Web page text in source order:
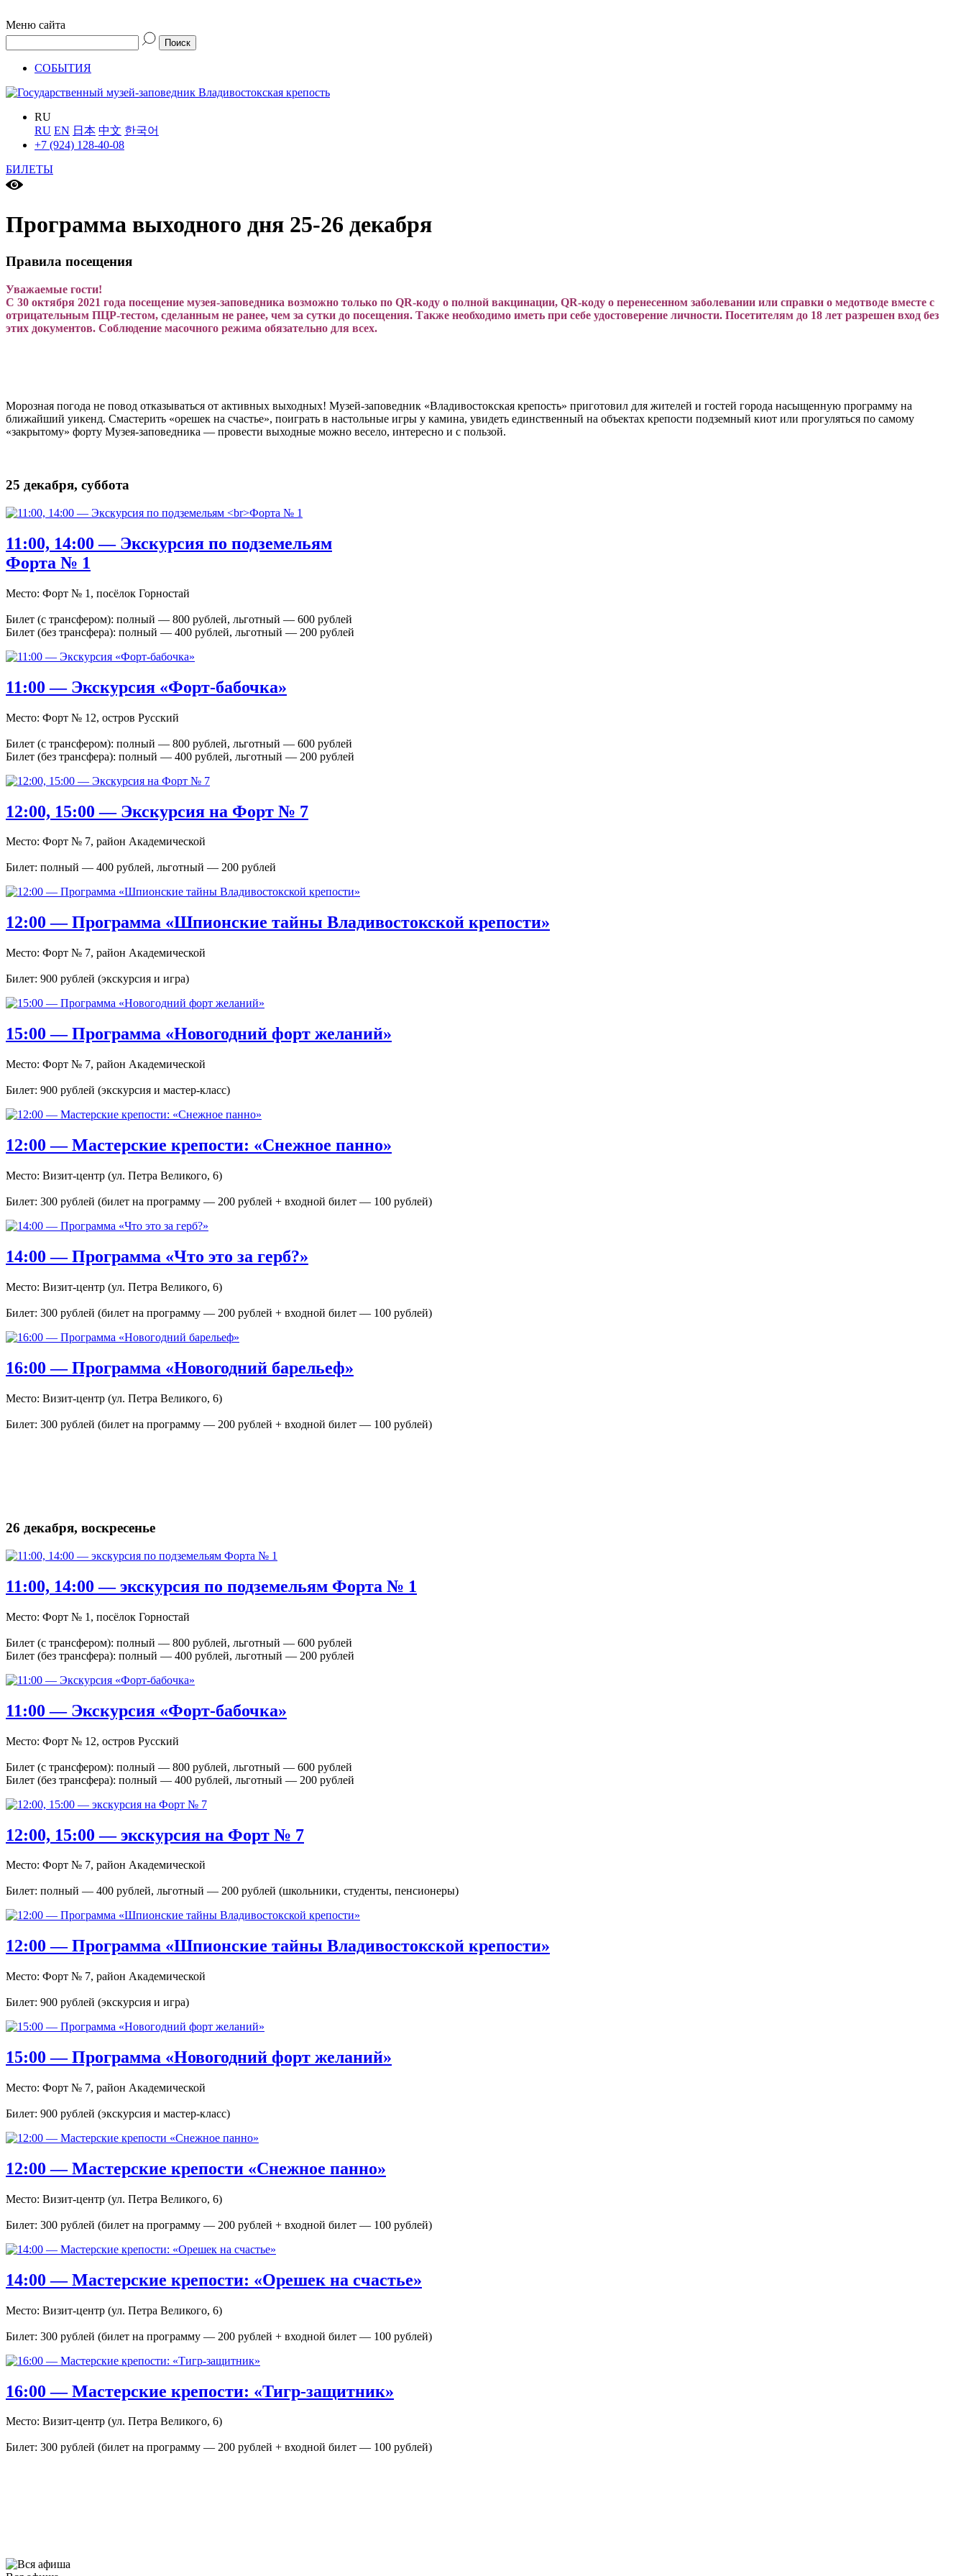
Меню сайта
СОБЫТИЯ
RU
RU EN 日本 中文 한국어
+7 (924) 128-40-08
БИЛЕТЫ
Программа выходного дня 25-26 декабря
Правила посещения
Уважаемые гости!
С 30 октября 2021 года посещение музея-заповедника возможно только по QR-коду о полной вакцинации, QR-коду о перенесенном заболевании или справки о медотводе вместе с
отрицательным ПЦР-тестом, сделанным не ранее, чем за сутки до посещения. Также необходимо иметь при себе удостоверение личности. Посетителям до 18 лет разрешен вход без
этих документов. Соблюдение масочного режима обязательно для всех.
Морозная погода не повод отказываться от активных выходных! Музей-заповедник «Владивостокская крепость» приготовил для жителей и гостей города насыщенную программу на
ближайший уикенд. Смастерить «орешек на счастье», поиграть в настольные игры у камина, увидеть единственный на объектах крепости подземный киот или прогуляться по самому
«закрытому» форту Музея-заповедника — провести выходные можно весело, интересно и с пользой.
25 декабря, суббота
11:00, 14:00 — Экскурсия по подземельям
Форта № 1
Место: Форт № 1, посёлок Горностай
Билет (с трансфером): полный — 800 рублей, льготный — 600 рублей
Билет (без трансфера): полный — 400 рублей, льготный — 200 рублей
11:00 — Экскурсия «Форт-бабочка»
Место: Форт № 12, остров Русский
Билет (с трансфером): полный — 800 рублей, льготный — 600 рублей
Билет (без трансфера): полный — 400 рублей, льготный — 200 рублей
12:00, 15:00 — Экскурсия на Форт № 7
Место: Форт № 7, район Академической
Билет: полный — 400 рублей, льготный — 200 рублей
12:00 — Программа «Шпионские тайны Владивостокской крепости»
Место: Форт № 7, район Академической
Билет: 900 рублей (экскурсия и игра)
15:00 — Программа «Новогодний форт желаний»
Место: Форт № 7, район Академической
Билет: 900 рублей (экскурсия и мастер-класс)
12:00 — Мастерские крепости: «Снежное панно»
Место: Визит-центр (ул. Петра Великого, 6)
Билет: 300 рублей (билет на программу — 200 рублей + входной билет — 100 рублей)
14:00 — Программа «Что это за герб?»
Место: Визит-центр (ул. Петра Великого, 6)
Билет: 300 рублей (билет на программу — 200 рублей + входной билет — 100 рублей)
16:00 — Программа «Новогодний барельеф»
Место: Визит-центр (ул. Петра Великого, 6)
Билет: 300 рублей (билет на программу — 200 рублей + входной билет — 100 рублей)
26 декабря, воскресенье
11:00, 14:00 — экскурсия по подземельям Форта № 1
Место: Форт № 1, посёлок Горностай
Билет (с трансфером): полный — 800 рублей, льготный — 600 рублей
Билет (без трансфера): полный — 400 рублей, льготный — 200 рублей
11:00 — Экскурсия «Форт-бабочка»
Место: Форт № 12, остров Русский
Билет (с трансфером): полный — 800 рублей, льготный — 600 рублей
Билет (без трансфера): полный — 400 рублей, льготный — 200 рублей
12:00, 15:00 — экскурсия на Форт № 7
Место: Форт № 7, район Академической
Билет: полный — 400 рублей, льготный — 200 рублей (школьники, студенты, пенсионеры)
12:00 — Программа «Шпионские тайны Владивостокской крепости»
Место: Форт № 7, район Академической
Билет: 900 рублей (экскурсия и игра)
15:00 — Программа «Новогодний форт желаний»
Место: Форт № 7, район Академической
Билет: 900 рублей (экскурсия и мастер-класс)
12:00 — Мастерские крепости «Снежное панно»
Место: Визит-центр (ул. Петра Великого, 6)
Билет: 300 рублей (билет на программу — 200 рублей + входной билет — 100 рублей)
14:00 — Мастерские крепости: «Орешек на счастье»
Место: Визит-центр (ул. Петра Великого, 6)
Билет: 300 рублей (билет на программу — 200 рублей + входной билет — 100 рублей)
16:00 — Мастерские крепости: «Тигр-защитник»
Место: Визит-центр (ул. Петра Великого, 6)
Билет: 300 рублей (билет на программу — 200 рублей + входной билет — 100 рублей)